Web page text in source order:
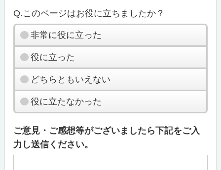
Q.このページはお役に立ちましたか？
非常に役に立った
役に立った
どちらともいえない
役に立たなかった
ご意見・ご感想等がございましたら下記をご入
力し送信ください。